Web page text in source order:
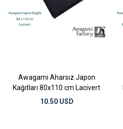
Awagami Aharsız Japon
Kağıtları 80x110 cm Lacivert
10.50 USD